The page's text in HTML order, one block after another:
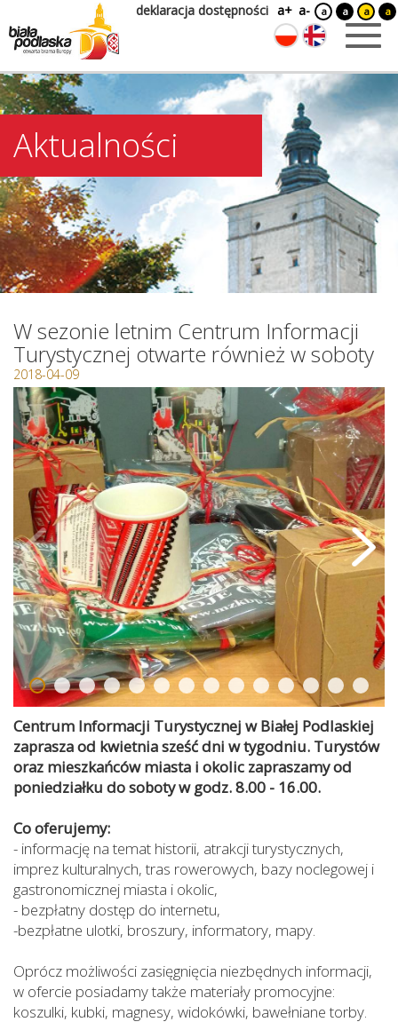
deklaracja dostępności a+ a- a a a a
Aktualności
W sezonie letnim Centrum Informacji
Turystycznej otwarte również w soboty
2018-04-09
Centrum Informacji Turystycznej w Białej Podlaskiej
zaprasza od kwietnia sześć dni w tygodniu. Turystów
oraz mieszkańców miasta i okolic zapraszamy od
poniedziałku do soboty w godz. 8.00 - 16.00.
Co oferujemy:
- informację na temat historii, atrakcji turystycznych,
imprez kulturalnych, tras rowerowych, bazy noclegowej i
gastronomicznej miasta i okolic,
- bezpłatny dostęp do internetu,
-bezpłatne ulotki, broszury, informatory, mapy.
Oprócz możliwości zasięgnięcia niezbędnych informacji,
w ofercie posiadamy także materiały promocyjne:
koszulki, kubki, magnesy, widokówki, bawełniane torby.